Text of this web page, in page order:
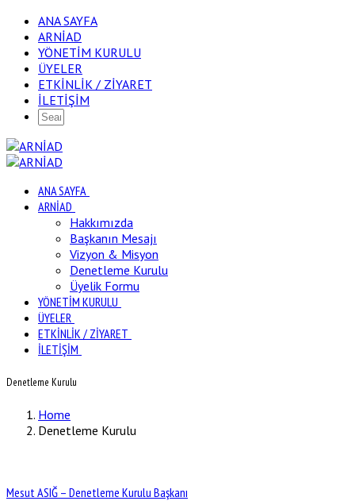
ANA SAYFA
ARNİAD
YÖNETİM KURULU
ÜYELER
ETKİNLİK / ZİYARET
İLETİŞİM
ANA SAYFA
ARNİAD
Hakkımızda
Başkanın Mesajı
Vizyon & Misyon
Denetleme Kurulu
Üyelik Formu
YÖNETİM KURULU
ÜYELER
ETKİNLİK / ZİYARET
İLETİŞİM
Denetleme Kurulu
Home
Denetleme Kurulu
Mesut ASIĞ – Denetleme Kurulu Başkanı